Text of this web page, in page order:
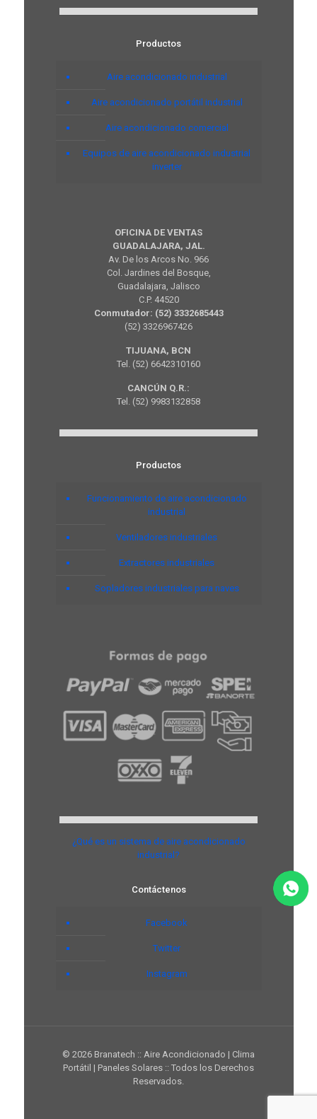
Productos
Aire acondicionado industrial
Aire acondicionado portátil industrial
Aire acondicionado comercial
Equipos de aire acondicionado industrial
inverter
OFICINA DE VENTAS
GUADALAJARA, JAL.
Av. De los Arcos No. 966
Col. Jardines del Bosque,
Guadalajara, Jalisco
C.P. 44520
Conmutador: (52) 3332685443
(52) 3326967426
TIJUANA, BCN
Tel. (52) 6642310160
CANCÚN Q.R.:
Tel. (52) 9983132858
Productos
Funcionamiento de aire acondicionado
industrial
Ventiladores industriales
Extractores industriales
Sopladores industriales para naves
¿Qué es un sistema de aire acondicionado
industrial?
Contáctenos
Facebook
Twitter
Instagram
© 2026 Branatech :: Aire Acondicionado | Clima
Portátil | Paneles Solares :: Todos los Derechos
Reservados.